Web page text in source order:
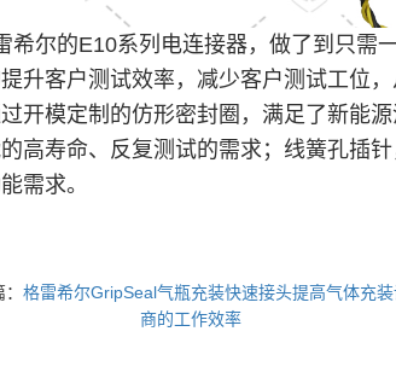
希尔的E10系列电连接器，做了到只需
升客户测试效率，减少客户测试工位
开模定制的仿形密封圈，满足了新能
高寿命、反复测试的需求；线簧孔插
需求。
格雷希尔GripSeal气瓶充装快速接头提高气体充
商的工作效率